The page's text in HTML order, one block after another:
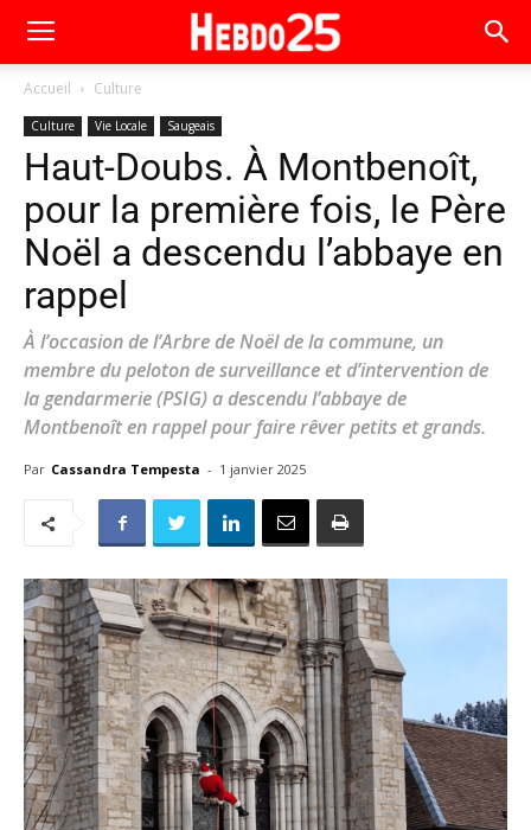
Accueil Culture
Culture Vie Locale Saugeais
Haut-Doubs. À Montbenoît,
pour la première fois, le Père
Noël a descendu l’abbaye en
rappel
À l’occasion de l’Arbre de Noël de la commune, un
membre du peloton de surveillance et d’intervention de
la gendarmerie (PSIG) a descendu l’abbaye de
Montbenoît en rappel pour faire rêver petits et grands.
Par Cassandra Tempesta - 1 janvier 2025